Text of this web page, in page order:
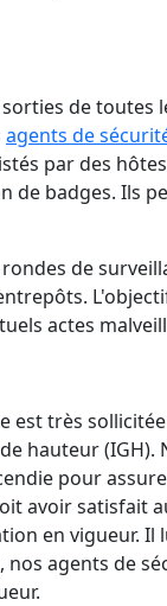
de toutes
agents de
par des
badges. Ils
de
actes
est très
hauteur
pour
avoir satisfait
en vigueur.
nos agents de